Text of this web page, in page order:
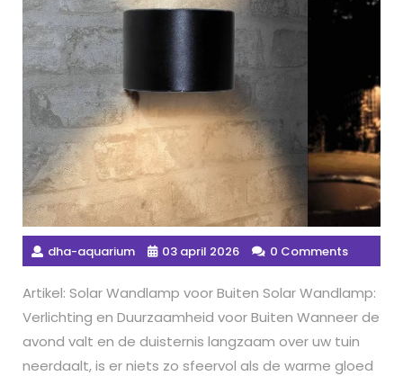
dha-aquarium 03 april 2026 0 Comments
Artikel: Solar Wandlamp voor Buiten Solar Wandlamp:
Verlichting en Duurzaamheid voor Buiten Wanneer de
avond valt en de duisternis langzaam over uw tuin
neerdaalt, is er niets zo sfeervol als de warme gloed